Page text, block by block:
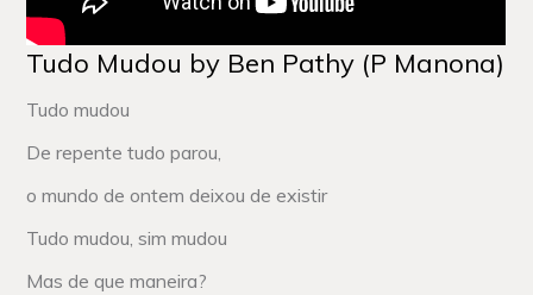
Tudo Mudou by Ben Pathy (P Manona)
Tudo mudou
De repente tudo parou,
o mundo de ontem deixou de existir
Tudo mudou, sim mudou
Mas de que maneira?